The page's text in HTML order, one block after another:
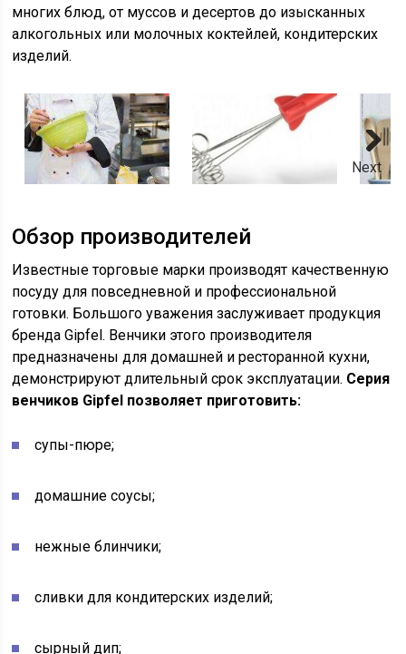
многих блюд, от муссов и десертов до изысканных
алкогольных или молочных коктейлей, кондитерских
изделий.
Next
Обзор производителей
Известные торговые марки производят качественную
посуду для повседневной и профессиональной
готовки. Большого уважения заслуживает продукция
бренда Gipfel. Венчики этого производителя
предназначены для домашней и ресторанной кухни,
демонстрируют длительный срок эксплуатации. Серия
венчиков Gipfel позволяет приготовить:
супы-пюре;
домашние соусы;
нежные блинчики;
сливки для кондитерских изделий;
сырный дип;